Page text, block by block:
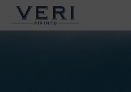
Vés
contingut